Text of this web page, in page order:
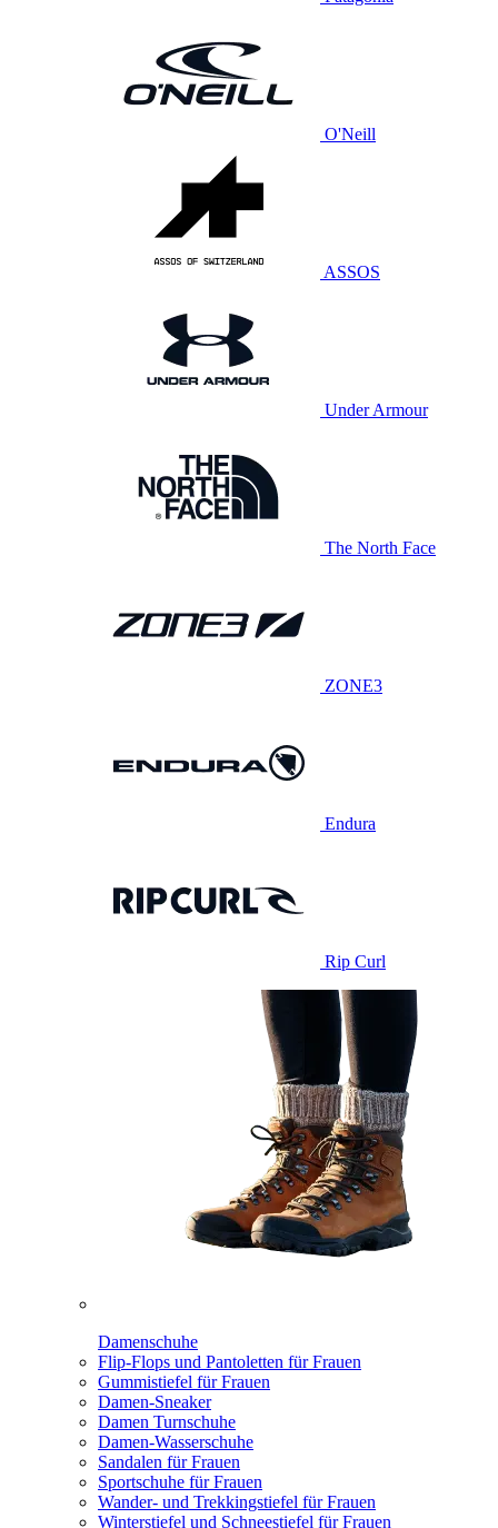
O'Neill
ASSOS
Under Armour
The North Face
ZONE3
Endura
Rip Curl
Damenschuhe
Flip-Flops und Pantoletten für Frauen
Gummistiefel für Frauen
Damen-Sneaker
Damen Turnschuhe
Damen-Wasserschuhe
Sandalen für Frauen
Sportschuhe für Frauen
Wander- und Trekkingstiefel für Frauen
Winterstiefel und Schneestiefel für Frauen